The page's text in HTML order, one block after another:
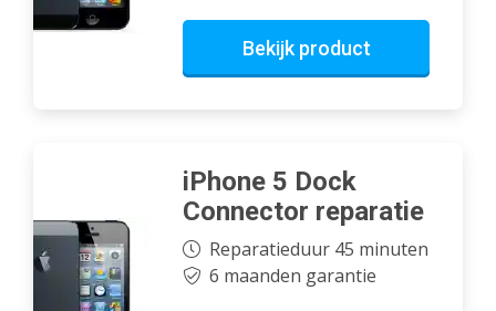
Bekijk product
iPhone 5 Dock
Connector reparatie
Reparatieduur 45 minuten
6 maanden garantie